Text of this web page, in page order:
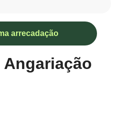
arrecadação